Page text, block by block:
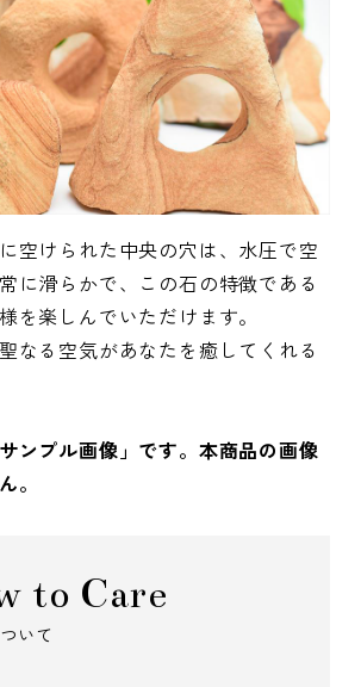
空けられた中央の穴は、水圧で空
に滑らかで、この石の特徴である
を楽しんでいただけます。
なる空気があなたを癒してくれる
ンプル画像」です。本商品の画像
。
to Care
いて